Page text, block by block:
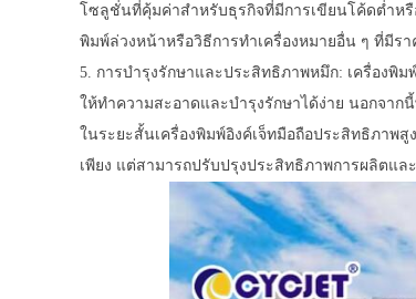
โซลูชั่นที่คุ้มค่าสำหรับธุรกิจที่มีการเขียนโค้ดต่ำห
พิมพ์ล่วงหน้าหรือวิธีการทำเครื่องหมายอื่น ๆ ที่มีร
5. การบำรุงรักษาและประสิทธิภาพหมึก: เครื่องพิ
ให้ทำความสะอาดและบำรุงรักษาได้ง่าย นอกจา
ในระยะสั้นเครื่องพิมพ์อิงค์เจ็ทมือถือประสิทธิภาพสูง
เพียง แต่สามารถปรับปรุงประสิทธิภาพการผลิตแ